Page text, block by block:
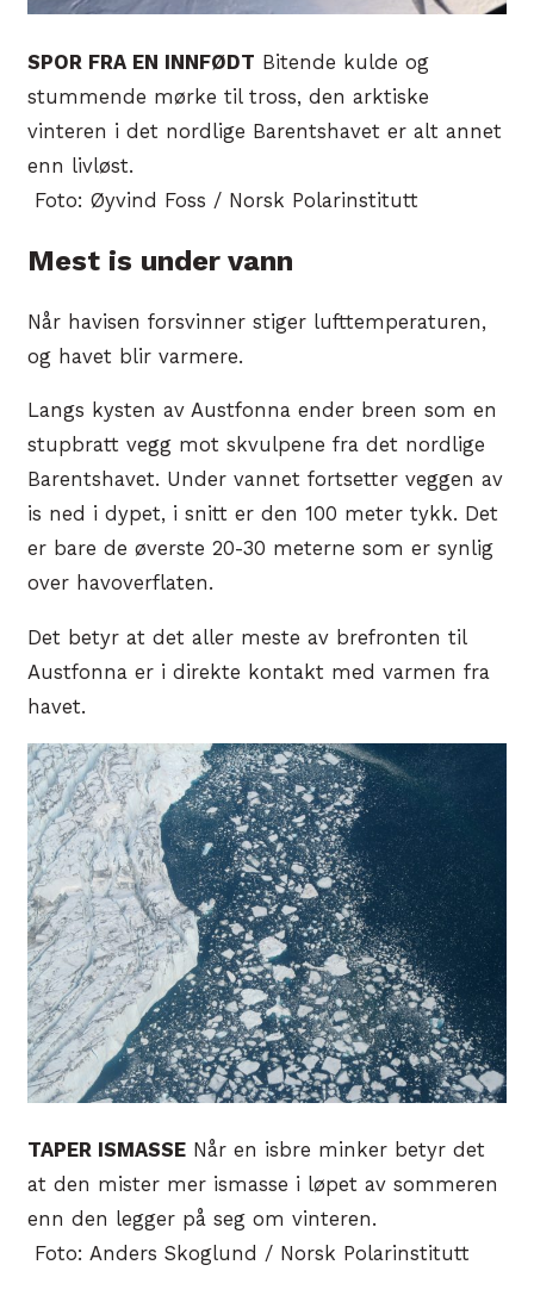
SPOR FRA EN INNFØDT Bitende kulde og
stummende mørke til tross, den arktiske
vinteren i det nordlige Barentshavet er alt annet
enn livløst.
Foto: Øyvind Foss / Norsk Polarinstitutt
Mest is under vann
Når havisen forsvinner stiger lufttemperaturen,
og havet blir varmere.
Langs kysten av Austfonna ender breen som en
stupbratt vegg mot skvulpene fra det nordlige
Barentshavet. Under vannet fortsetter veggen av
is ned i dypet, i snitt er den 100 meter tykk. Det
er bare de øverste 20-30 meterne som er synlig
over havoverflaten.
Det betyr at det aller meste av brefronten til
Austfonna er i direkte kontakt med varmen fra
havet.
TAPER ISMASSE Når en isbre minker betyr det
at den mister mer ismasse i løpet av sommeren
enn den legger på seg om vinteren.
Foto: Anders Skoglund / Norsk Polarinstitutt